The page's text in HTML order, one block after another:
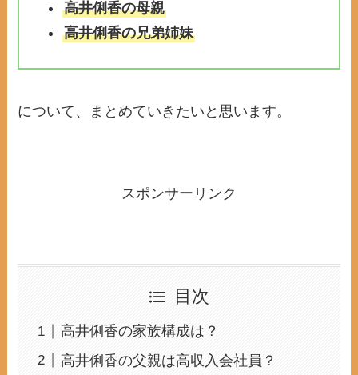
高井俐香の母親
高井俐香の兄弟姉妹
について、まとめていきたいと思います。
スポンサーリンク
目次
高井俐香の家族構成は？
高井俐香の父親は高収入会社員？